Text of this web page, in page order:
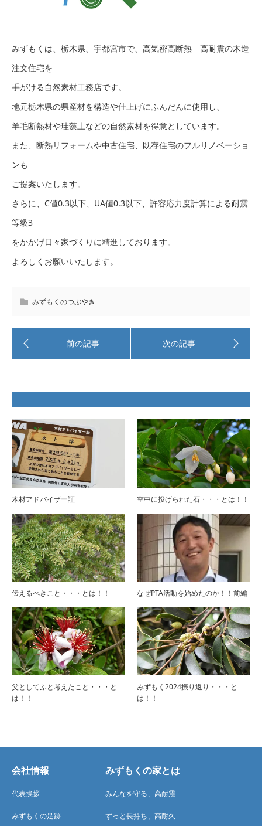
みずもくは、栃木県、宇都宮市で、高気密高断熱 高耐震の木造
注文住宅を
手がける自然素材工務店です。
地元栃木県の県産材を構造や仕上げにふんだんに使用し、
羊毛断熱材や珪藻土などの自然素材を得意としています。
また、断熱リフォームや中古住宅、既存住宅のフルリノベーショ
ンも
ご提案いたします。
さらに、C値0.3以下、UA値0.3以下、許容応力度計算による耐震
等級3
をかかげ日々家づくりに精進しております。
よろしくお願いいたします。
みずもくのつぶやき
木材アドバイザー証 空中に投げられた石・・・とは！！
伝えるべきこと・・・とは！！ なぜPTA活動を始めたのか！！前編
父としてふと考えたこと・・・と
は！！
みずもく2024振り返り・・・と
は！！
会社情報
代表挨拶
みずもくの足跡
みずもくの家とは
みんなを守る、高耐震
ずっと長持ち、高耐久